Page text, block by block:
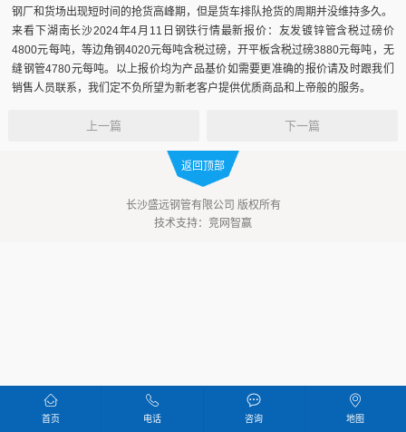
钢厂和货场出现短时间的抢货高峰期，但是货车排队抢货的周期并没维持多久。
来看下湖南长沙2024年4月11日钢铁行情最新报价：友发镀锌管含税过磅价
4800元每吨，等边角钢4020元每吨含税过磅，开平板含税过磅3880元每吨，无
缝钢管4780元每吨。以上报价均为产品基价如需要更准确的报价请及时跟我们
销售人员联系，我们定不负所望为新老客户提供优质商品和上帝般的服务。
上一篇 下一篇
返回顶部
长沙盛远钢管有限公司 版权所有
技术支持： 竞网智赢
首页 电话 咨询 地图